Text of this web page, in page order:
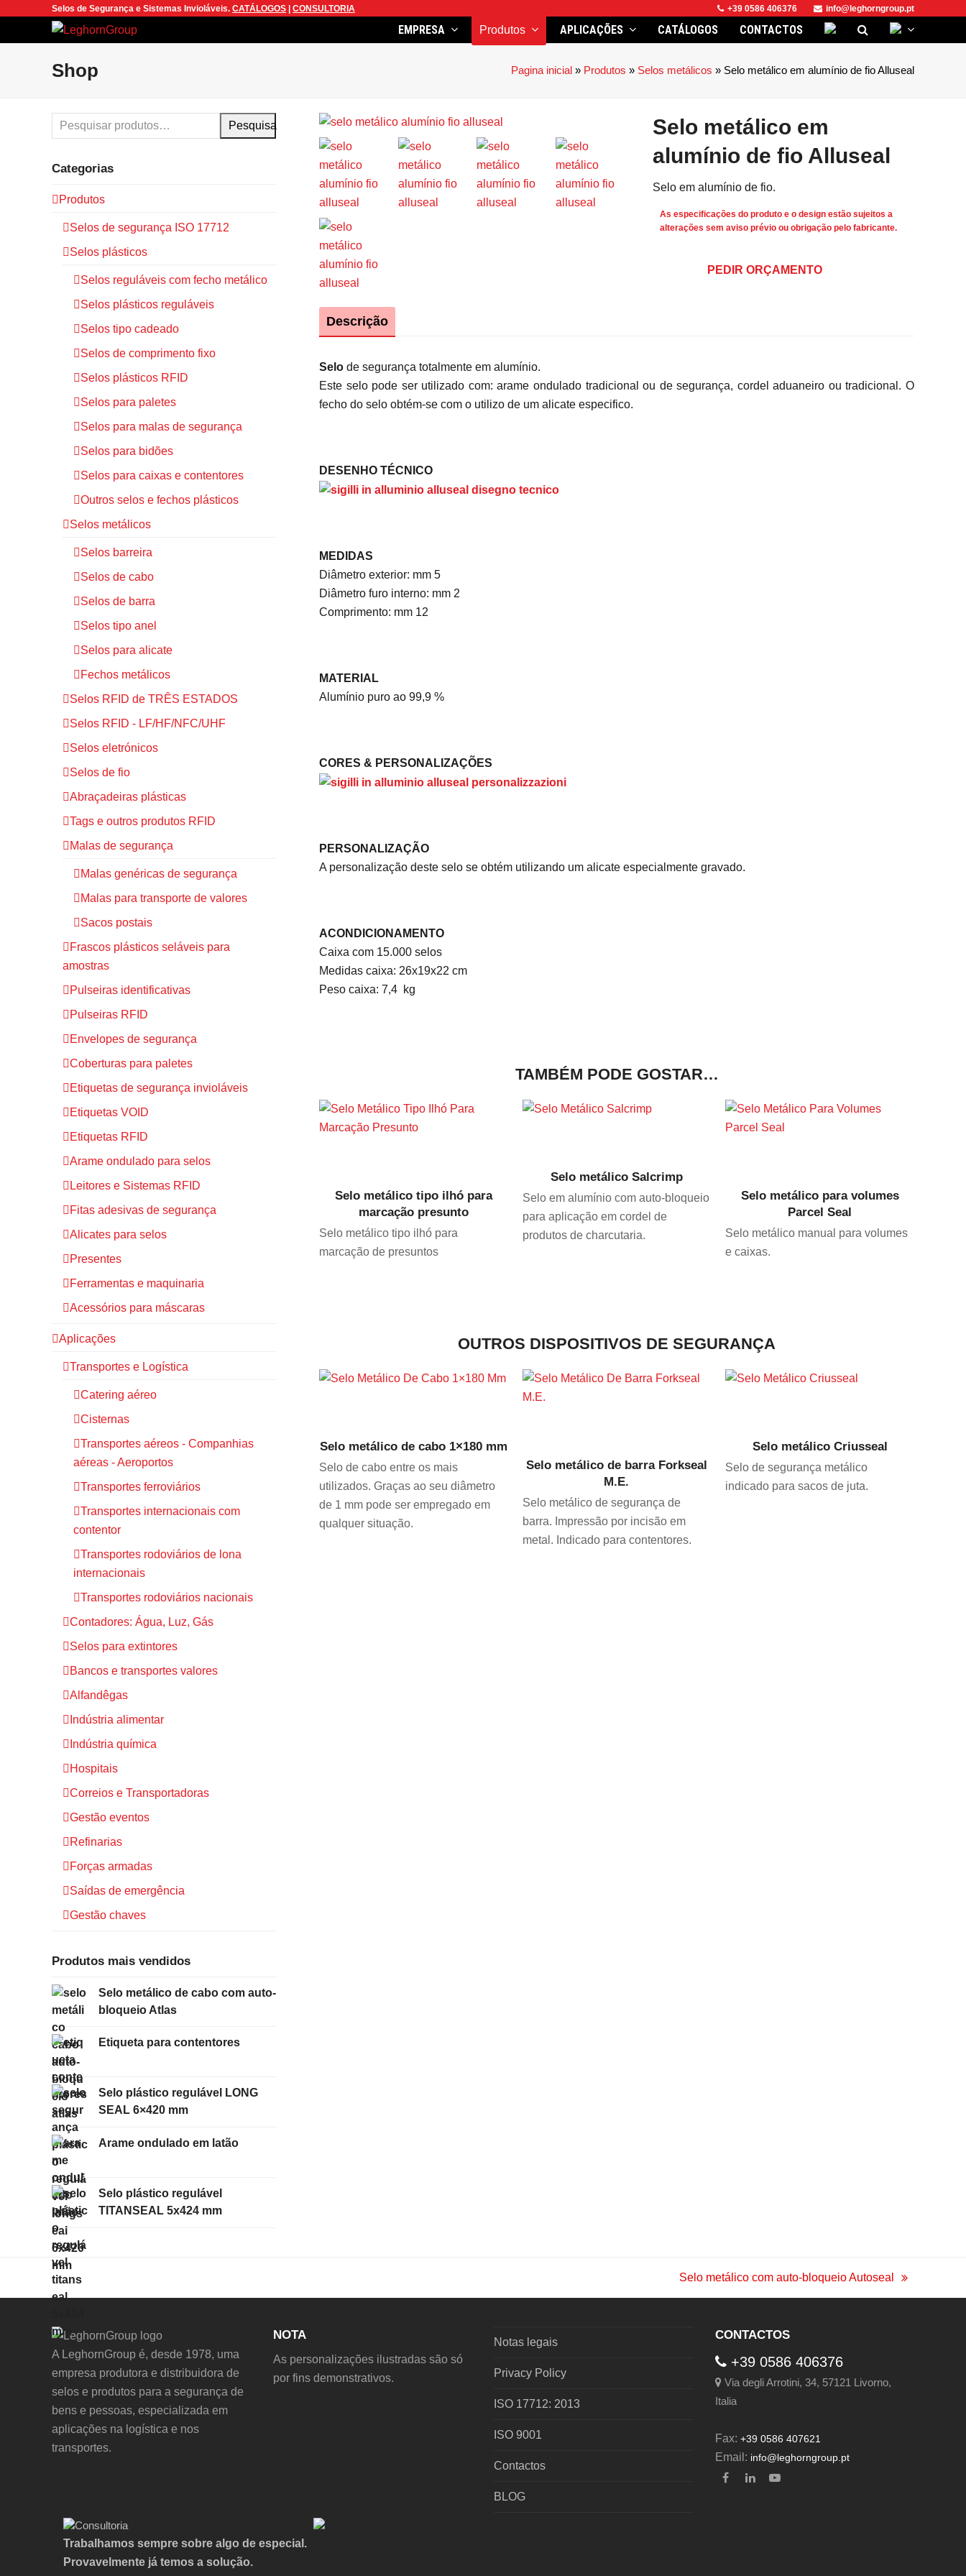
Selos de Segurança e Sistemas Invioláveis. CATÁLOGOS CONSULTORIA +39 0586 406376 info@leghorngroup.pt
EMPRESA Produtos APLICAÇÕES CATÁLOGOS CONTACTOS
Shop Pagina inicial » Produtos » Selos metálicos » Selo metálico em alumínio de fio Alluseal
Selo metálico em
alumínio de fio Alluseal
Selo em alumínio de fio.
As especificações do produto e o design estão sujeitos a
alterações sem aviso prévio ou obrigação pelo fabricante.
PEDIR ORÇAMENTO
Descrição
Selo de segurança totalmente em alumínio.
Este selo pode ser utilizado com: arame ondulado tradicional ou de segurança, cordel aduaneiro ou tradicional. O
fecho do selo obtém-se com o utilizo de um alicate especifico.
DESENHO TÉCNICO
MEDIDAS
Diâmetro exterior: mm 5
Diâmetro furo interno: mm 2
Comprimento: mm 12
MATERIAL
Alumínio puro ao 99,9 %
CORES & PERSONALIZAÇÕES
PERSONALIZAÇÃO
A personalização deste selo se obtém utilizando um alicate especialmente gravado.
ACONDICIONAMENTO
Caixa com 15.000 selos
Medidas caixa: 26x19x22 cm
Peso caixa: 7,4 kg
TAMBÉM PODE GOSTAR…
Selo metálico tipo ilhó para
marcação presunto
Selo metálico tipo ilhó para
marcação de presuntos
Selo metálico Salcrimp
Selo em alumínio com auto-bloqueio
para aplicação em cordel de
produtos de charcutaria.
Selo metálico para volumes
Parcel Seal
Selo metálico manual para volumes
e caixas.
OUTROS DISPOSITIVOS DE SEGURANÇA
Selo metálico de cabo 1×180 mm
Selo de cabo entre os mais
utilizados. Graças ao seu diâmetro
de 1 mm pode ser empregado em
qualquer situação.
Selo metálico de barra Forkseal
M.E.
Selo metálico de segurança de
barra. Impressão por incisão em
metal. Indicado para contentores.
Selo metálico Criusseal
Selo de segurança metálico
indicado para sacos de juta.
Pesquisa
Categorias
Produtos
Selos de segurança ISO 17712
Selos plásticos
Selos reguláveis com fecho metálico
Selos plásticos reguláveis
Selos tipo cadeado
Selos de comprimento fixo
Selos plásticos RFID
Selos para paletes
Selos para malas de segurança
Selos para bidões
Selos para caixas e contentores
Outros selos e fechos plásticos
Selos metálicos
Selos barreira
Selos de cabo
Selos de barra
Selos tipo anel
Selos para alicate
Fechos metálicos
Selos RFID de TRÊS ESTADOS
Selos RFID - LF/HF/NFC/UHF
Selos eletrónicos
Selos de fio
Abraçadeiras plásticas
Tags e outros produtos RFID
Malas de segurança
Malas genéricas de segurança
Malas para transporte de valores
Sacos postais
Frascos plásticos seláveis para
amostras
Pulseiras identificativas
Pulseiras RFID
Envelopes de segurança
Coberturas para paletes
Etiquetas de segurança invioláveis
Etiquetas VOID
Etiquetas RFID
Arame ondulado para selos
Leitores e Sistemas RFID
Fitas adesivas de segurança
Alicates para selos
Presentes
Ferramentas e maquinaria
Acessórios para máscaras
Aplicações
Transportes e Logística
Catering aéreo
Cisternas
Transportes aéreos - Companhias
aéreas - Aeroportos
Transportes ferroviários
Transportes internacionais com
contentor
Transportes rodoviários de lona
internacionais
Transportes rodoviários nacionais
Contadores: Água, Luz, Gás
Selos para extintores
Bancos e transportes valores
Alfandêgas
Indústria alimentar
Indústria química
Hospitais
Correios e Transportadoras
Gestão eventos
Refinarias
Forças armadas
Saídas de emergência
Gestão chaves
Produtos mais vendidos
Selo metálico de cabo com auto-
bloqueio Atlas
Etiqueta para contentores
Selo plástico regulável LONG
SEAL 6×420 mm
Arame ondulado em latão
Selo plástico regulável
TITANSEAL 5x424 mm
Selo metálico com auto-bloqueio Autoseal
A LeghornGroup é, desde 1978, uma
empresa produtora e distribuidora de
selos e produtos para a segurança de
bens e pessoas, especializada em
aplicações na logística e nos
transportes.
NOTA
As personalizações ilustradas são só
por fins demonstrativos.
Notas legais
Privacy Policy
ISO 17712: 2013
ISO 9001
Contactos
BLOG
CONTACTOS
+39 0586 406376
Via degli Arrotini, 34, 57121 Livorno,
Italia
Fax: +39 0586 407621
Email: info@leghorngroup.pt
Facebook
LinkedInYouTube
Trabalhamos sempre sobre algo de especial.
Provavelmente já temos a solução.